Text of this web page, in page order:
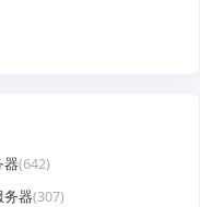
器(642)
务器(307)